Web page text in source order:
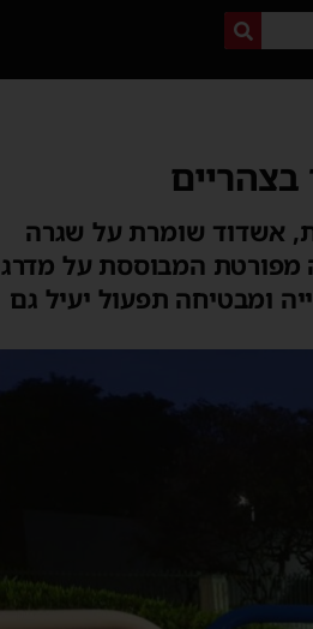
אשדוד שומרת על שגרה
מפורטת המבוססת על מדרג
ומבטיחה תפעול יעיל גם